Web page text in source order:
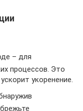
– для
процессов. Это
укоренение.